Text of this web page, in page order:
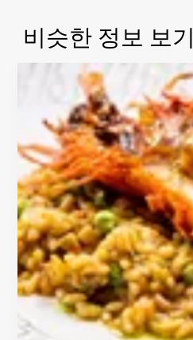
비슷한 정보 보기